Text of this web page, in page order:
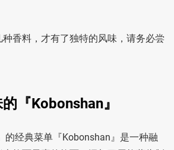
香料，才有了独特的风味，请务必尝
『Kobonshan』
的经典菜单『Kobonshan』是一种融